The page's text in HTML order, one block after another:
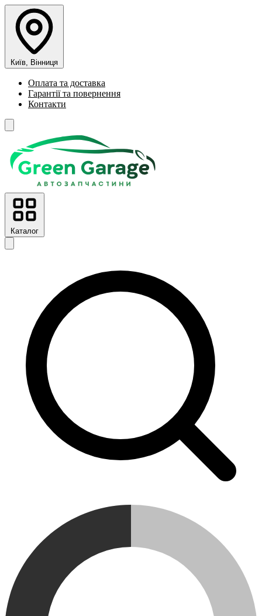
Київ, Вінниця
Оплата та доставка
Гарантії та повернення
Контакти
Каталог